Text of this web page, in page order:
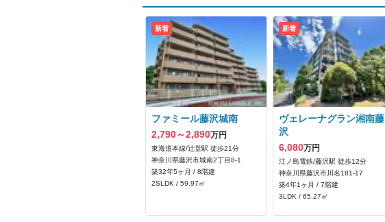
新着
ファミール藤沢城南
2,790～2,890万円
東海道本線/辻堂駅 徒歩21分
神奈川県藤沢市城南2丁目8-1
築32年5ヶ月 / 8階建
2SLDK / 59.97㎡
新着
ヴェレーナグラン湘南藤
沢
6,080万円
江ノ島電鉄/藤沢駅 徒歩12分
神奈川県藤沢市川名181‐17
築4年1ヶ月 / 7階建
3LDK / 65.27㎡